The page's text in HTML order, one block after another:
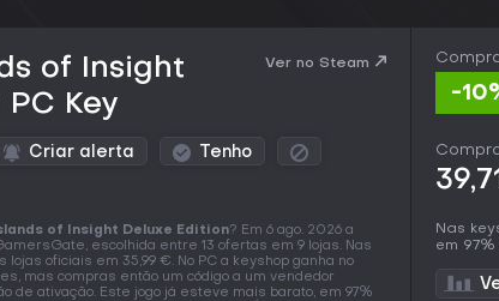
of Insight
Key
Ver no Steam
Criar alerta Tenho
of Insight Deluxe Edition? Em 6 ago. 2026 a
escolhida entre 13 ofertas em 9 lojas. Nas
lojas oficiais em 35,99 €. No PC a keyshop ganha no
mas compras então um código a um vendedor
de ativação. Este jogo já esteve mais barato, em 97%
-
Nas
em